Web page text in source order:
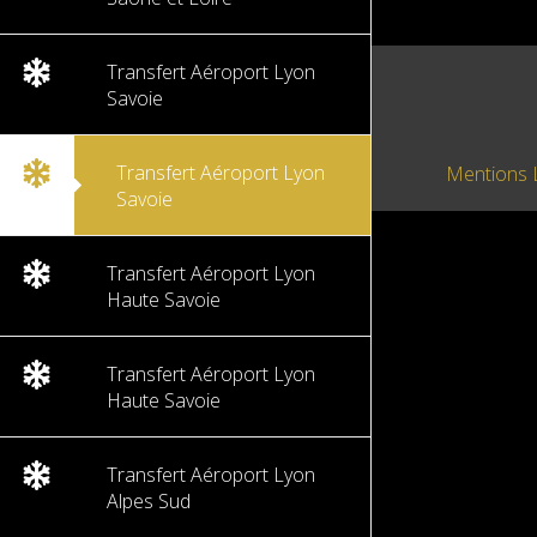
Transfert Aéroport Lyon
Savoie
Transfert Aéroport Lyon
Savoie
Transfert Aéroport Lyon
Haute Savoie
Transfert Aéroport Lyon
Haute Savoie
Transfert Aéroport Lyon
Alpes Sud
Mentions